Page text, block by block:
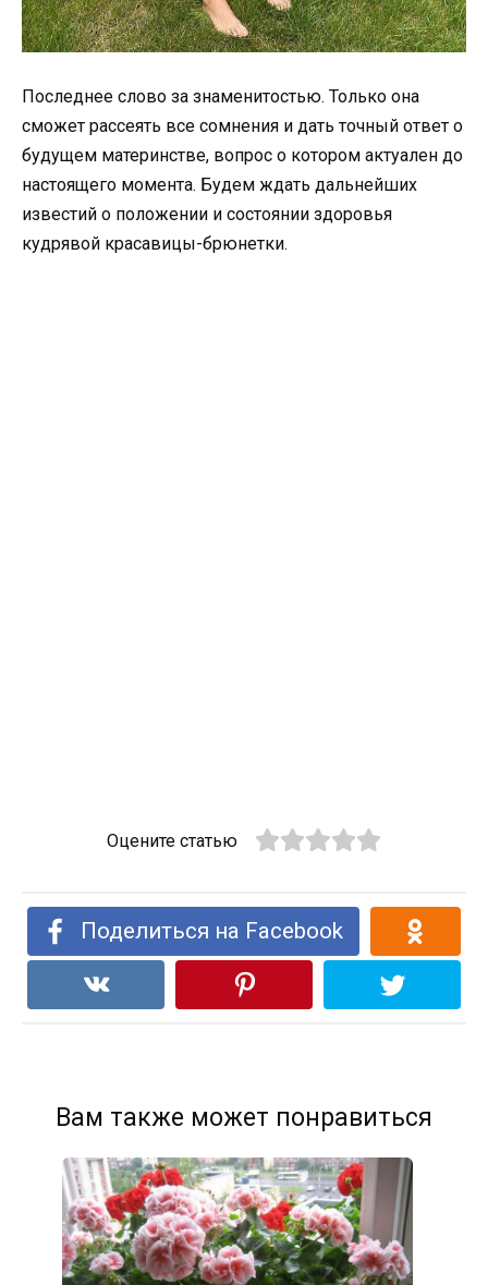
Последнее слово за знаменитостью. Только она
сможет рассеять все сомнения и дать точный ответ о
будущем материнстве, вопрос о котором актуален до
настоящего момента. Будем ждать дальнейших
известий о положении и состоянии здоровья
кудрявой красавицы-брюнетки.
Оцените статью
Поделиться на Facebook
Вам также может понравиться